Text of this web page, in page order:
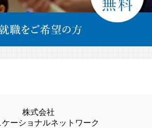
株式会社
ケーショナルネットワーク